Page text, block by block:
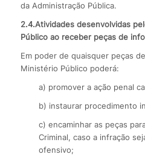
da Administração Pública.
2.4.Atividades desenvolvidas
Público ao receber peças de
Em poder de quaisquer peças
Ministério Público poderá:
a) promover a ação penal
b) instaurar procedimento
c) encaminhar as peças
Criminal, caso a infração
ofensivo;